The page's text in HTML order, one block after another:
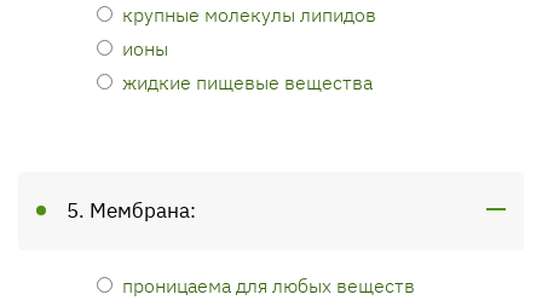
крупные молекулы липидов
ионы
жидкие пищевые вещества
5. Мембрана:
проницаема для любых веществ